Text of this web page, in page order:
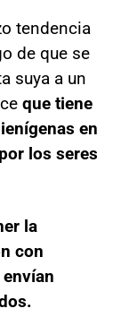
tendencia
de que se
suya a un
que tiene
en
los seres
la
con